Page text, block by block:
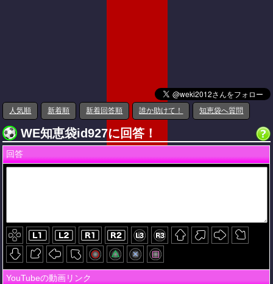
人気順 新着順 新着回答順 誰か助けて！ 知恵袋へ質問
WE知恵袋id927に回答！
回答
YouTubeの動画リンク